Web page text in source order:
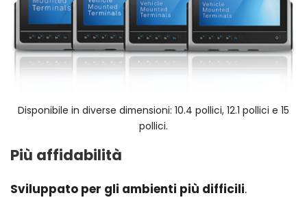
Disponibile in diverse dimensioni: 10.4 pollici, 12.1 pollici e 15
pollici.
Più affidabilità
Sviluppato per gli ambienti più difficili.